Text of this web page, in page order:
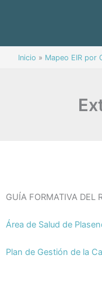
Inicio Mapeo EIR por
GUÍA FORMATIVA DEL
Área de Salud de
Plan de Gestión de la